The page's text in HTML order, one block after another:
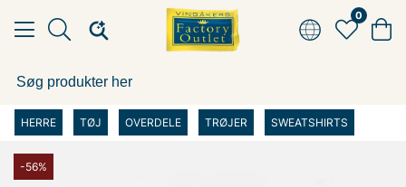
0
HERRE TØJ OVERDELE TRØJER SWEATSHIRTS
-56%